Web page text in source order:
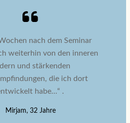
nach dem Seminar
weiterhin von den inneren
und stärkenden
die ich dort
habe…“ .
Mirjam, 32 Jahre